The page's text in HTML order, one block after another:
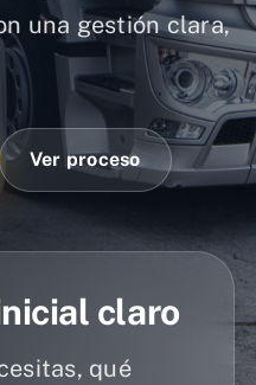
una gestión clara,
Ver proceso
claro
qué